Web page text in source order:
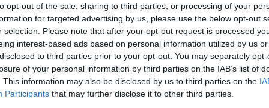
opt-out of the sale, sharing to third parties, or processing of your
for targeted advertising by us, please use the below opt-out
selection. Please note that after your opt-out request is processed
interest-based ads based on personal information utilized by us
to third parties prior to your opt-out. You may separately
of your personal information by third parties on the IAB’s list of
This information may also be disclosed by us to third parties on the
Participants that may further disclose it to other third parties.
sono stati consegnati alla professoressa
validità dei prodotti grafici dei candidati.
valutati da una commissione per
cui elaborato sarà stampato su una maglia
della prima squadra vestiranno in
casalinga in cui verrà anche premiato il